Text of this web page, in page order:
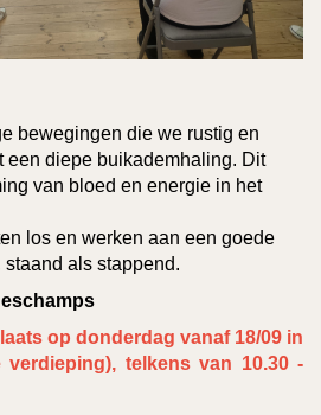
bewegingen die we rustig en
een diepe buikademhaling. Dit
van bloed en energie in het
los en werken aan een goede
als stappend.
op donderdag vanaf 18/09 in
verdieping), telkens van 10.30 -